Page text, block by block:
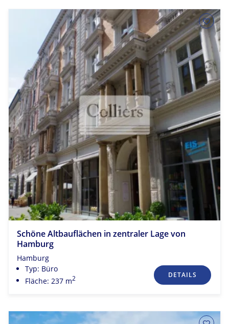
Schöne Altbauflächen in zentraler Lage von
Hamburg
Hamburg
Typ: Büro
Fläche: 237 m2 DETAILS